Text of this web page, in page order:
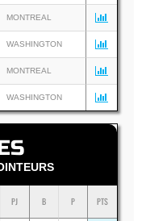
MONTREAL
WASHINGTON
MONTREAL
WASHINGTON
PJ B P PTS